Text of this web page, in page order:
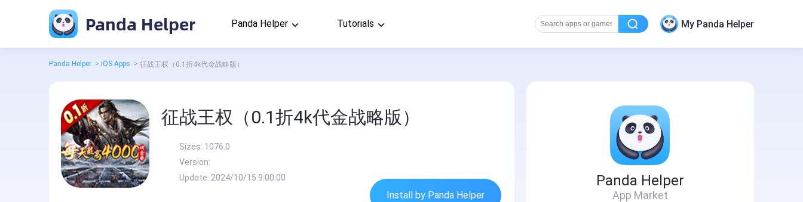
Panda Helper Panda Helper Tutorials My Panda Helper
Panda Helper > iOS Apps > 征战王权（0.1折4k代金战略版）
征战王权（0.1折4k代金战略版）
Sizes: 1076.0
Version:
Update: 2024/10/15 9:00:00
Install by Panda Helper
Panda Helper
App Market